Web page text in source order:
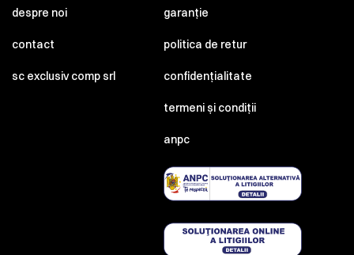
despre noi
contact
sc exclusiv comp srl
garanție
politica de retur
confidențialitate
termeni și condiții
anpc